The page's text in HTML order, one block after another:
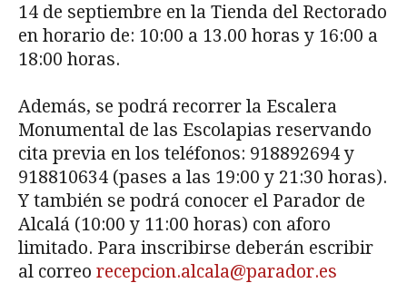
14 de septiembre en la Tienda del Rectorado
en horario de: 10:00 a 13.00 horas y 16:00 a
18:00 horas.
Además, se podrá recorrer la Escalera
Monumental de las Escolapias reservando
cita previa en los teléfonos: 918892694 y
918810634 (pases a las 19:00 y 21:30 horas).
Y también se podrá conocer el Parador de
Alcalá (10:00 y 11:00 horas) con aforo
limitado. Para inscribirse deberán escribir
al correo recepcion.alcala@parador.es